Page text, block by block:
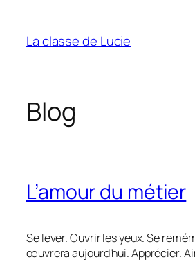
contenu
La classe de Lucie
Blog
L’amour du métier
Se lever. Ouvrir les yeux. Se
œuvrera aujourd’hui. Apprécier.